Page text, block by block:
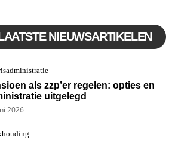
NIEUWSARTIKELEN
als zzp’er regelen: opties en
uitgelegd
2026